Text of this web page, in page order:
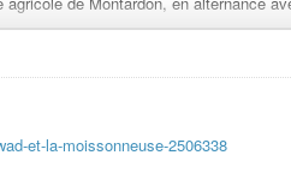
il souhaite les apporter à son pays
acquise ici. Quand je vois mon
#échanges #solidarité
et-la-moissonneuse-2506338